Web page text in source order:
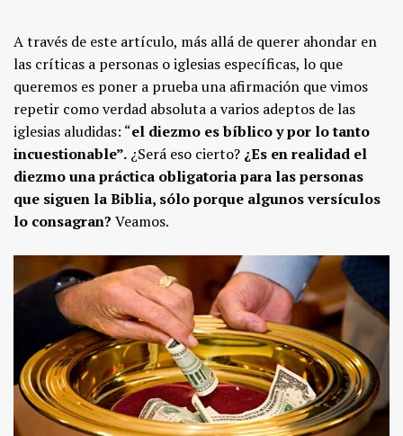
A través de este artículo, más allá de querer ahondar en
las críticas a personas o iglesias específicas, lo que
queremos es poner a prueba una afirmación que vimos
repetir como verdad absoluta a varios adeptos de las
iglesias aludidas: “el diezmo es bíblico y por lo tanto
incuestionable”. ¿Será eso cierto? ¿Es en realidad el
diezmo una práctica obligatoria para las personas
que siguen la Biblia, sólo porque algunos versículos
lo consagran? Veamos.